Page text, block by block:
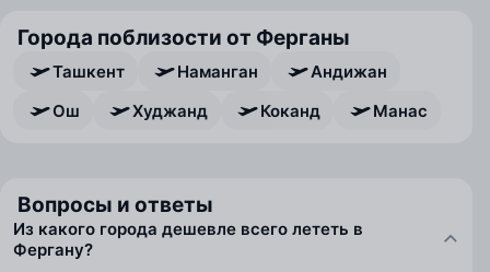
Города поблизости от Ферганы
Ташкент Наманган
Андижан
Ош
Худжанд Коканд Манас
Вопросы и ответы
Из какого города дешевле всего лететь в
Фергану?